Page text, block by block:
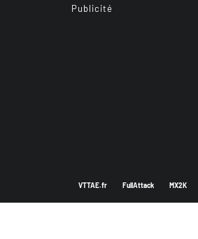
Publicité
VTTAE.fr FullAttack MX2K